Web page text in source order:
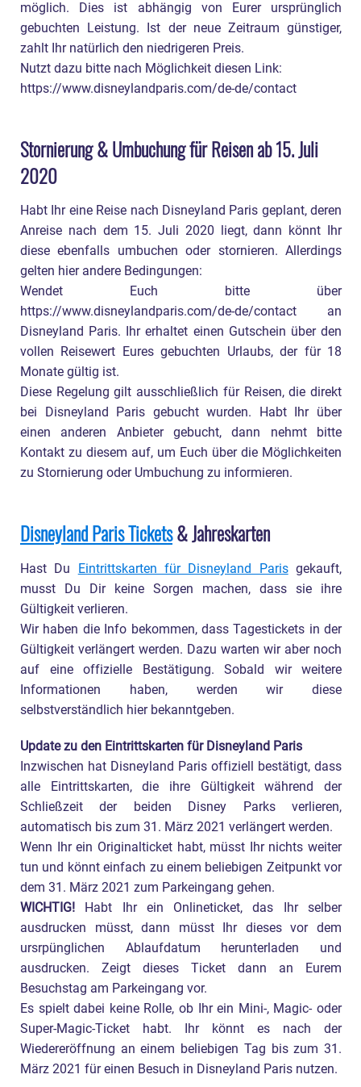
möglich. Dies ist abhängig von Eurer ursprünglich
gebuchten Leistung. Ist der neue Zeitraum günstiger,
zahlt Ihr natürlich den niedrigeren Preis.
Nutzt dazu bitte nach Möglichkeit diesen Link:
https://www.disneylandparis.com/de-de/contact
Stornierung & Umbuchung für Reisen ab 15. Juli
2020
Habt Ihr eine Reise nach Disneyland Paris geplant, deren
Anreise nach dem 15. Juli 2020 liegt, dann könnt Ihr
diese ebenfalls umbuchen oder stornieren. Allerdings
gelten hier andere Bedingungen:
Wendet Euch bitte über
https://www.disneylandparis.com/de-de/contact an
Disneyland Paris. Ihr erhaltet einen Gutschein über den
vollen Reisewert Eures gebuchten Urlaubs, der für 18
Monate gültig ist.
Diese Regelung gilt ausschließlich für Reisen, die direkt
bei Disneyland Paris gebucht wurden. Habt Ihr über
einen anderen Anbieter gebucht, dann nehmt bitte
Kontakt zu diesem auf, um Euch über die Möglichkeiten
zu Stornierung oder Umbuchung zu informieren.
Disneyland Paris Tickets& Jahreskarten
Hast Du Eintrittskarten für Disneyland Parisgekauft,
musst Du Dir keine Sorgen machen, dass sie ihre
Gültigkeit verlieren.
Wir haben die Info bekommen, dass Tagestickets in der
Gültigkeit verlängert werden. Dazu warten wir aber noch
auf eine offizielle Bestätigung. Sobald wir weitere
Informationen haben, werden wir diese
selbstverständlich hier bekanntgeben.
Update zu den Eintrittskarten für Disneyland Paris
Inzwischen hat Disneyland Paris offiziell bestätigt, dass
alle Eintrittskarten, die ihre Gültigkeit während der
Schließzeit der beiden Disney Parks verlieren,
automatisch bis zum 31. März 2021 verlängert werden.
Wenn Ihr ein Originalticket habt, müsst Ihr nichts weiter
tun und könnt einfach zu einem beliebigen Zeitpunkt vor
dem 31. März 2021 zum Parkeingang gehen.
WICHTIG! Habt Ihr ein Onlineticket, das Ihr selber
ausdrucken müsst, dann müsst Ihr dieses vor dem
ursrpünglichen Ablaufdatum herunterladen und
ausdrucken. Zeigt dieses Ticket dann an Eurem
Besuchstag am Parkeingang vor.
Es spielt dabei keine Rolle, ob Ihr ein Mini-, Magic- oder
Super-Magic-Ticket habt. Ihr könnt es nach der
Wiedereröffnung an einem beliebigen Tag bis zum 31.
März 2021 für einen Besuch in Disneyland Paris nutzen.